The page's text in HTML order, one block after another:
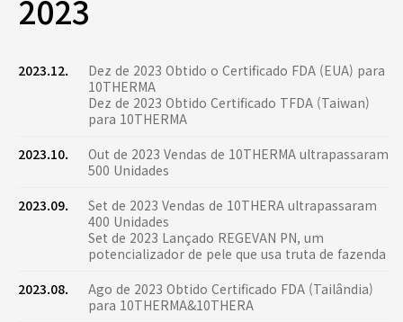
2023
2023.12.
Dez de 2023 Obtido o Certificado FDA (EUA) para
10THERMA
Dez de 2023 Obtido Certificado TFDA (Taiwan)
para 10THERMA
2023.10.
Out de 2023 Vendas de 10THERMA ultrapassaram
500 Unidades
2023.09.
Set de 2023 Vendas de 10THERA ultrapassaram
400 Unidades
Set de 2023 Lançado REGEVAN PN, um
potencializador de pele que usa truta de fazenda
2023.08.
Ago de 2023 Obtido Certificado FDA (Tailândia)
para 10THERMA&10THERA